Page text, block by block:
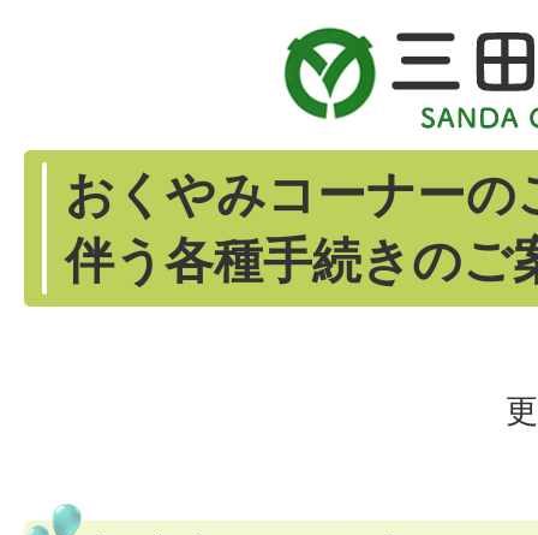
おくやみコーナーの
伴う各種手続きのご